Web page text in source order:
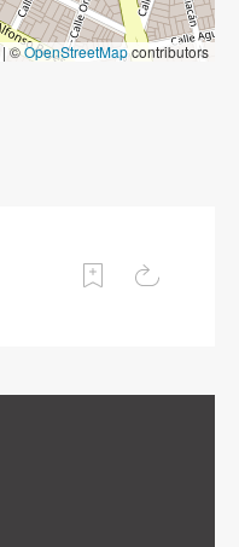
| ©OpenStreetMapcontributors